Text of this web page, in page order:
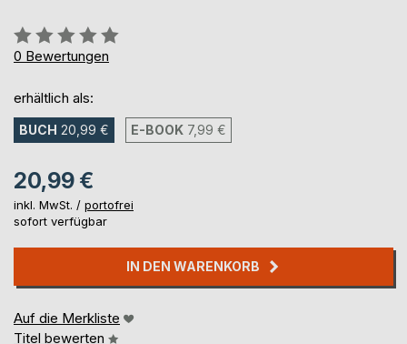
Bewertung::
0%
0 Bewertungen
erhältlich als:
BUCH 20,99 € E-BOOK 7,99 €
20,99 €
inkl. MwSt. / portofrei
sofort verfügbar
IN DEN WARENKORB
Auf die Merkliste
Titel bewerten